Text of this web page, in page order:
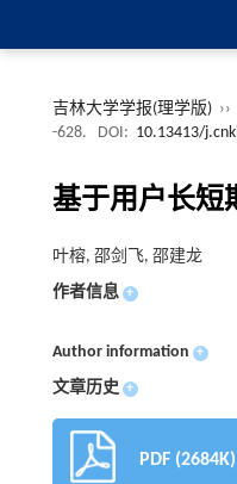
吉林大学学报(理学版) ››
-628.
DOI: 10.13413/
基于用户长短
叶榕, 邵剑飞, 邵建龙
作者信息 +
Author information +
文章历史 +
PDF (2684K)